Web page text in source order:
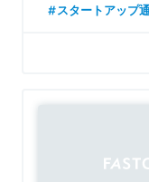
スタートアップ